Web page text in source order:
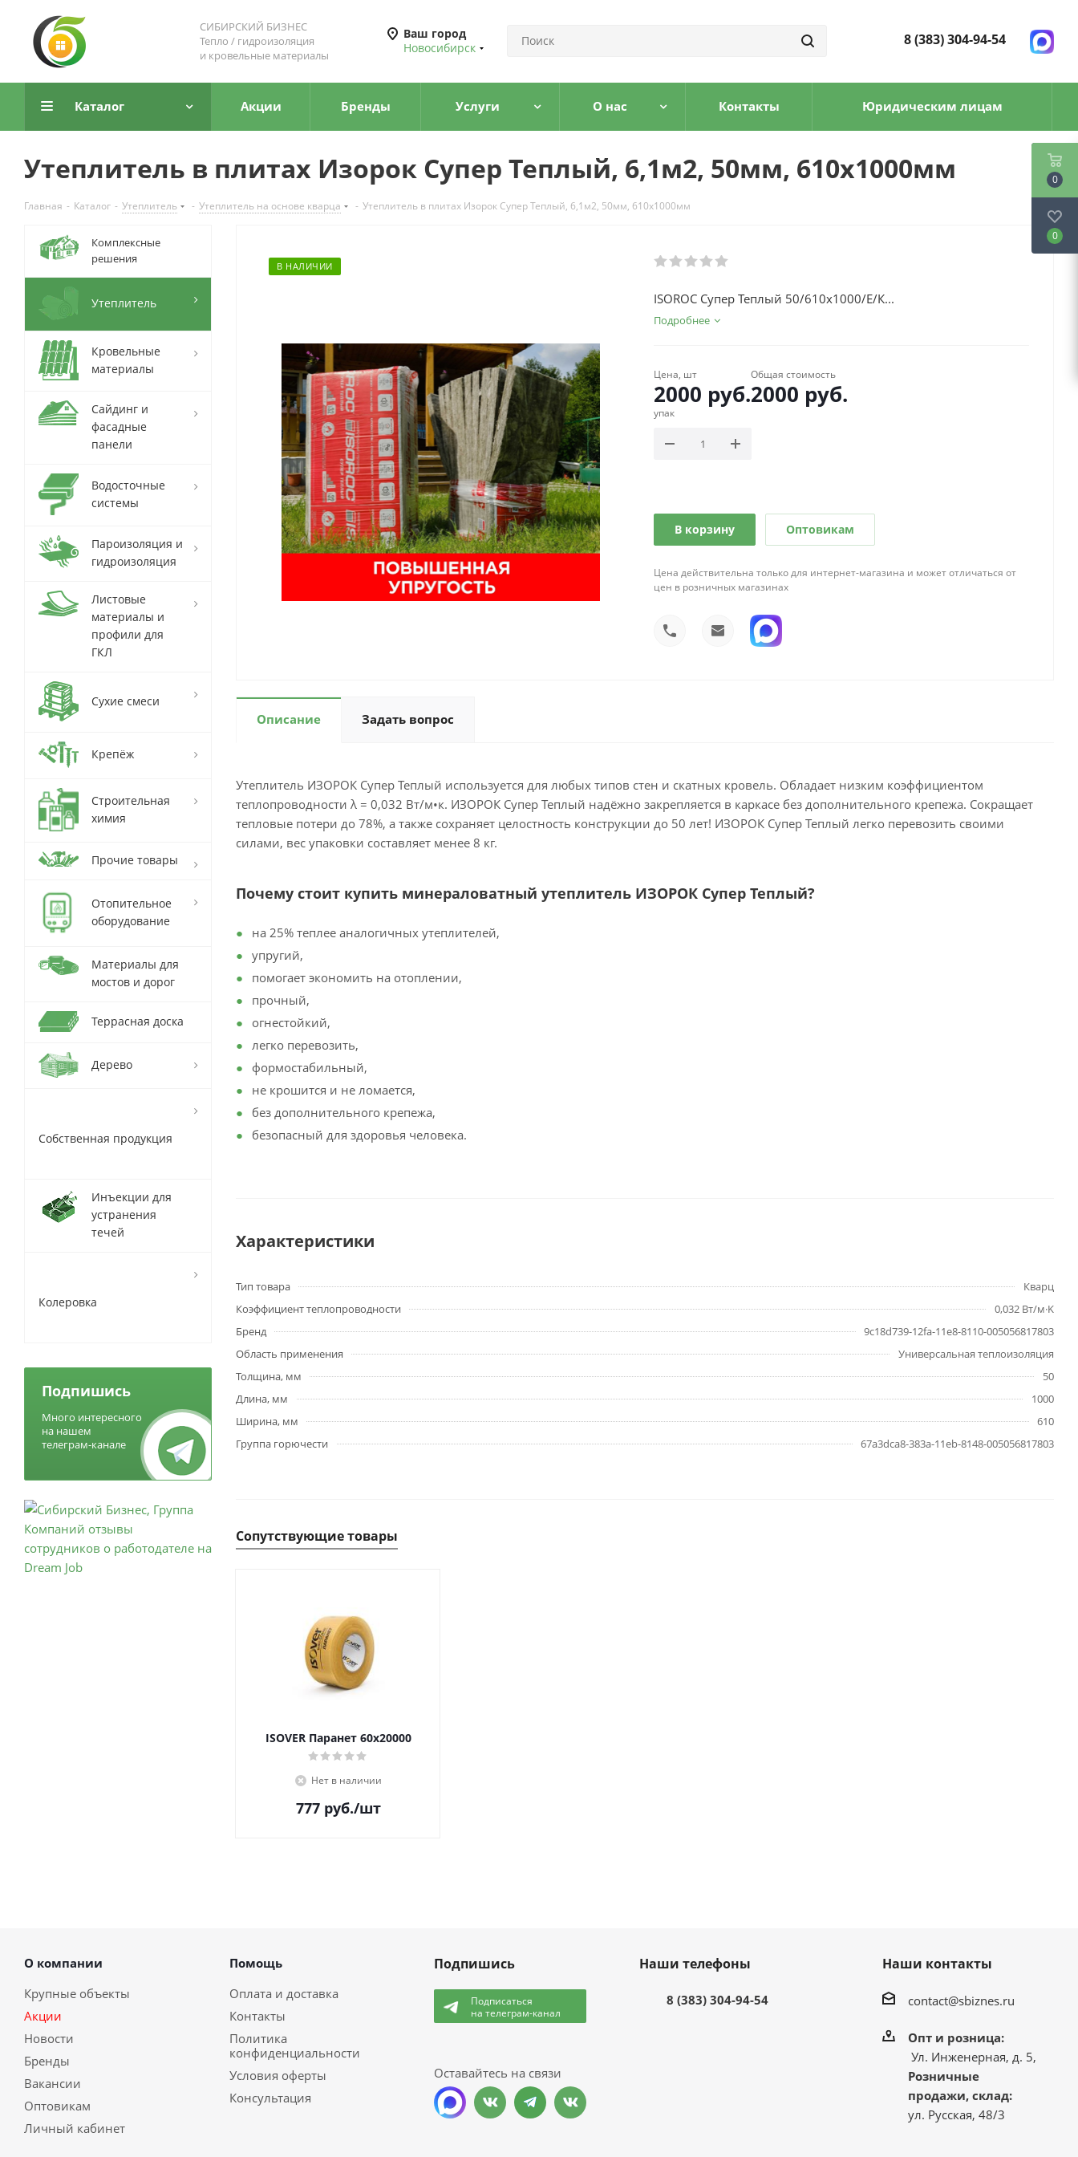
СИБИРСКИЙ БИЗНЕС
Тепло / гидроизоляция
и кровельные материалы
Ваш город
Новосибирск
8 (383) 304-94-54
Каталог Акции Бренды Услуги О нас Контакты Юридическим лицам
Утеплитель в плитах Изорок Супер Теплый, 6,1м2, 50мм, 610х1000мм
Главная - Каталог - Утеплитель - Утеплитель на основе кварца - Утеплитель в плитах Изорок Супер Теплый, 6,1м2, 50мм, 610х1000мм
В НАЛИЧИИ
ISOROC Супер Теплый 50/610х1000/Е/К...
Подробнее
Цена, шт
2000 руб.
Общая стоимость
2000 руб.
упак
В корзину Оптовикам
Цена действительна только для интернет-магазина и может отличаться от
цен в розничных магазинах
Описание Задать вопрос
Утеплитель ИЗОРОК Супер Теплый используется для любых типов стен и скатных кровель. Обладает низким коэффициентом
теплопроводности λ = 0,032 Вт/м•к. ИЗОРОК Супер Теплый надёжно закрепляется в каркасе без дополнительного крепежа. Сокращает
тепловые потери до 78%, а также сохраняет целостность конструкции до 50 лет! ИЗОРОК Супер Теплый легко перевозить своими
силами, вес упаковки составляет менее 8 кг.
Почему стоит купить минераловатный утеплитель ИЗОРОК Супер Теплый?
на 25% теплее аналогичных утеплителей,
упругий,
помогает экономить на отоплении,
прочный,
огнестойкий,
легко перевозить,
формостабильный,
не крошится и не ломается,
без дополнительного крепежа,
безопасный для здоровья человека.
Характеристики
Тип товара
Кварц
Коэффициент теплопроводности
0,032 Вт/м·K
Бренд
9c18d739-12fa-11e8-8110-005056817803
Область применения
Универсальная теплоизоляция
Толщина, мм
50
Длина, мм
1000
Ширина, мм
610
Группа горючести
67a3dca8-383a-11eb-8148-005056817803
Сопутствующие товары
ISOVER Паранет 60х20000
Нет в наличии
777руб./шт
Комплексные
решения
Утеплитель
Кровельные
материалы
Сайдинг и
фасадные
панели
Водосточные
системы
Пароизоляция и
гидроизоляция
Листовые
материалы и
профили для
ГКЛ
Сухие смеси
Крепёж
Строительная
химия
Прочие товары
Отопительное
оборудование
Материалы для
мостов и дорог
Террасная доска
Дерево
Собственная продукция
Инъекции для
устранения
течей
Колеровка
Подпишись
Много интересного
на нашем
телеграм-канале
О компании
Крупные объекты
Акции
Новости
Бренды
Вакансии
Оптовикам
Личный кабинет
Помощь
Оплата и доставка
Контакты
Политика
конфиденциальности
Условия оферты
Консультация
Подпишись
Подписаться
на телеграм-канал
Оставайтесь на связи
Наши телефоны
8 (383) 304-94-54
Наши контакты
contact@sbiznes.ru
Опт и розница:
Ул. Инженерная, д. 5,
Розничные
продажи, склад:
ул. Русская, 48/3
0
0